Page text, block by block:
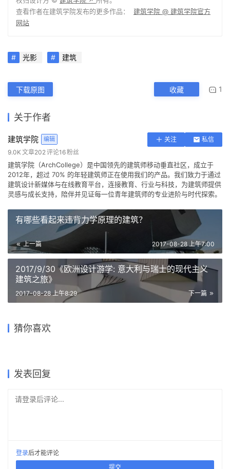
内
设
计
市
观
建
筑
专
教
速
工
作
流
查看作者在建筑学院发布的更多作品： 建筑学院 @ 建筑学院官方
网站
光影 建筑
下载原图 收藏 1
关于作者
建筑学院 编辑 关注
私信
9.0K 文章202评论16粉丝
建筑学院（ArchCollege）是中国领先的建筑师移动垂直社区，成立于
2012年，超过 70% 的年轻建筑师正在使用我们的产品。我们致力于通过
建筑设计新媒体与在线教育平台，连接教育、行业与科技，为建筑师提供
灵感与成长支持，陪伴并见证每一位青年建筑师的专业进阶与时代探索。
有哪些看起来违背力学原理的建筑？
上一篇 2017-08-28 上午7:00
2017/9/30《欧洲设计游学: 意大利与瑞士的现代主义
建筑之旅》
下一篇
2017-08-28 上午8:29
猜你喜欢
育场馆如何延续生命力？
网易音乐人的建筑独白，Zaha
发表回复
请登录后评论...
登录后才能评论
提交